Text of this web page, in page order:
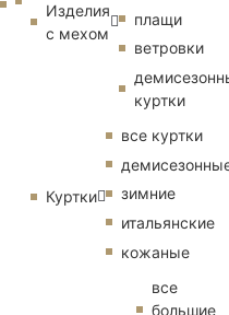
Изделия
с мехом
плащи
ветровки
куртки
Куртки
все куртки
зимние
итальянские
кожаные
все
большие